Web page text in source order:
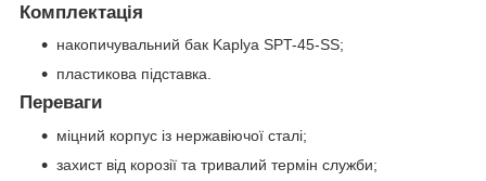
Комплектація
накопичувальний бак Kaplya SPT-45-SS;
пластикова підставка.
Переваги
міцний корпус із нержавіючої сталі;
захист від корозії та тривалий термін служби;